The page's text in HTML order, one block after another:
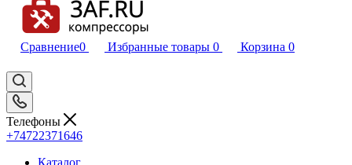
Сравнение0 Избранные товары 0 Корзина 0
Телефоны
+74722371646
Каталог